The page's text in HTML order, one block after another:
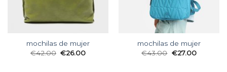
mochilas de mujer
€42.00 €26.00
mochilas de mujer
€43.00 €27.00